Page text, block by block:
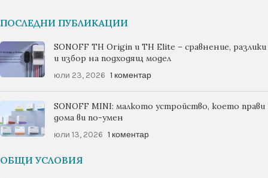
ПОСЛЕДНИ ПУБЛИКАЦИИ
SONOFF TH Origin и TH Elite – сравнение, разлики
и избор на подходящ модел
юли 23, 2026 1 коментар
SONOFF MINI: малкото устройство, което прави
дома ви по-умен
юли 13, 2026 1 коментар
ОБЩИ УСЛОВИЯ